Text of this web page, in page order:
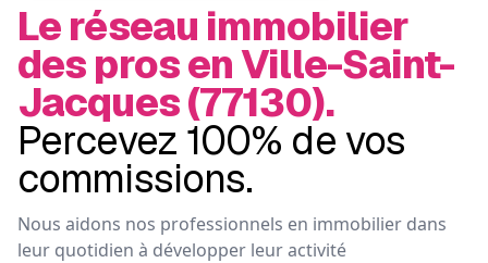
Le réseau immobilier
des pros en Ville-Saint-
Jacques (77130).
Percevez 100% de vos
commissions.
Nous aidons nos professionnels en immobilier dans
leur quotidien à développer leur activité